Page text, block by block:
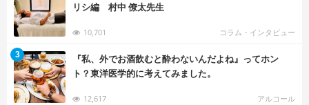
リシ編 村中 僚太先生
10,701 コラム・インタビュー
『私、外でお酒飲むと酔わないんだよね』ってホン
ト？東洋医学的に考えてみました。
12,617 アルコール
3